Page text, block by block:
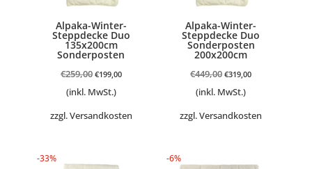
Alpaka-Winter-
Steppdecke Duo
135x200cm
Sonderposten
€259,00Ursprünglicher
Preis
€199,00Aktueller
(inkl. MwSt.)
zzgl.Versandkosten
Alpaka-Winter-
Steppdecke Duo
Sonderposten
200x200cm
€449,00Ursprünglicher
Preis
€319,00Aktueller
(inkl. MwSt.)
zzgl.Versandkosten
-33% -6%